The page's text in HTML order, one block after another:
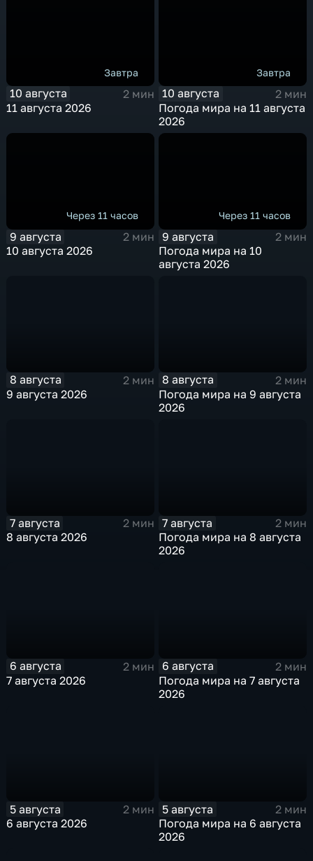
Завтра
10 августа
2 мин
11 августа 2026
Завтра
10 августа
2 мин
Погода мира на 11 августа
2026
Через 11 часов
9 августа
2 мин
10 августа 2026
Через 11 часов
9 августа
2 мин
Погода мира на 10
августа 2026
8 августа
2 мин
9 августа 2026
8 августа
2 мин
Погода мира на 9 августа
2026
7 августа
2 мин
8 августа 2026
7 августа
2 мин
Погода мира на 8 августа
2026
6 августа
2 мин
7 августа 2026
6 августа
2 мин
Погода мира на 7 августа
2026
5 августа
2 мин
6 августа 2026
5 августа
2 мин
Погода мира на 6 августа
2026